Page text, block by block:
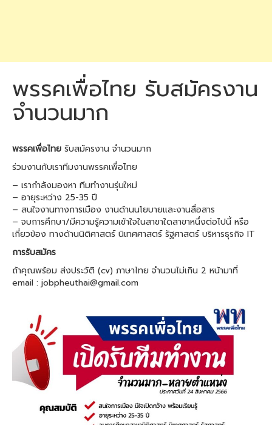
พรรคเพื่อไทย รับสมัครงาน
จำนวนมาก
พรรคเพื่อไทย รับสมัครงาน จำนวนมาก
ร่วมงานกับเราทีมงานพรรคเพื่อไทย
– เรากำลังมองหา ทีมทำงานรุ่นใหม่
– อายุระหว่าง 25-35 ปี
– สนใจงานทางการเมือง งานด้านนโยบายและงานสื่อสาร
– จบการศึกษา/มีความรู้ความเข้าใจในสาขาใดสาขาหนึ่งต่อไปนี้ หรือ
เกี่ยวข้อง ทางด้านนิติศาสตร์ นิเทศศาสตร์ รัฐศาสตร์ บริหารธุรกิจ IT
การรับสมัคร
ถ้าคุณพร้อม ส่งประวัติ (cv) ภาษาไทย จำนวนไม่เกิน 2 หน้ามาที่
email : jobpheuthai@gmail.com